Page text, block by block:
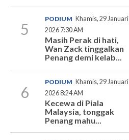
5
PODIUM Khamis, 29 Januari
2026 7:30 AM
Masih Perak di hati,
Wan Zack tinggalkan
Penang demi kelab...
6
PODIUM Khamis, 29 Januari
2026 8:24 AM
Kecewa di Piala
Malaysia, tonggak
Penang mahu...